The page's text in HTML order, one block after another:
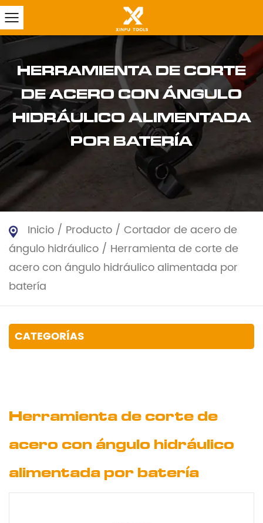
HERRAMIENTA DE CORTE
DE ACERO CON ÁNGULO
HIDRÁULICO ALIMENTADA
POR BATERÍA
Inicio / Producto / Cortador de acero de
ángulo hidráulico / Herramienta de corte de
acero con ángulo hidráulico alimentada por
batería
CATEGORÍAS
Herramienta de corte de
acero con ángulo hidráulico
alimentada por batería